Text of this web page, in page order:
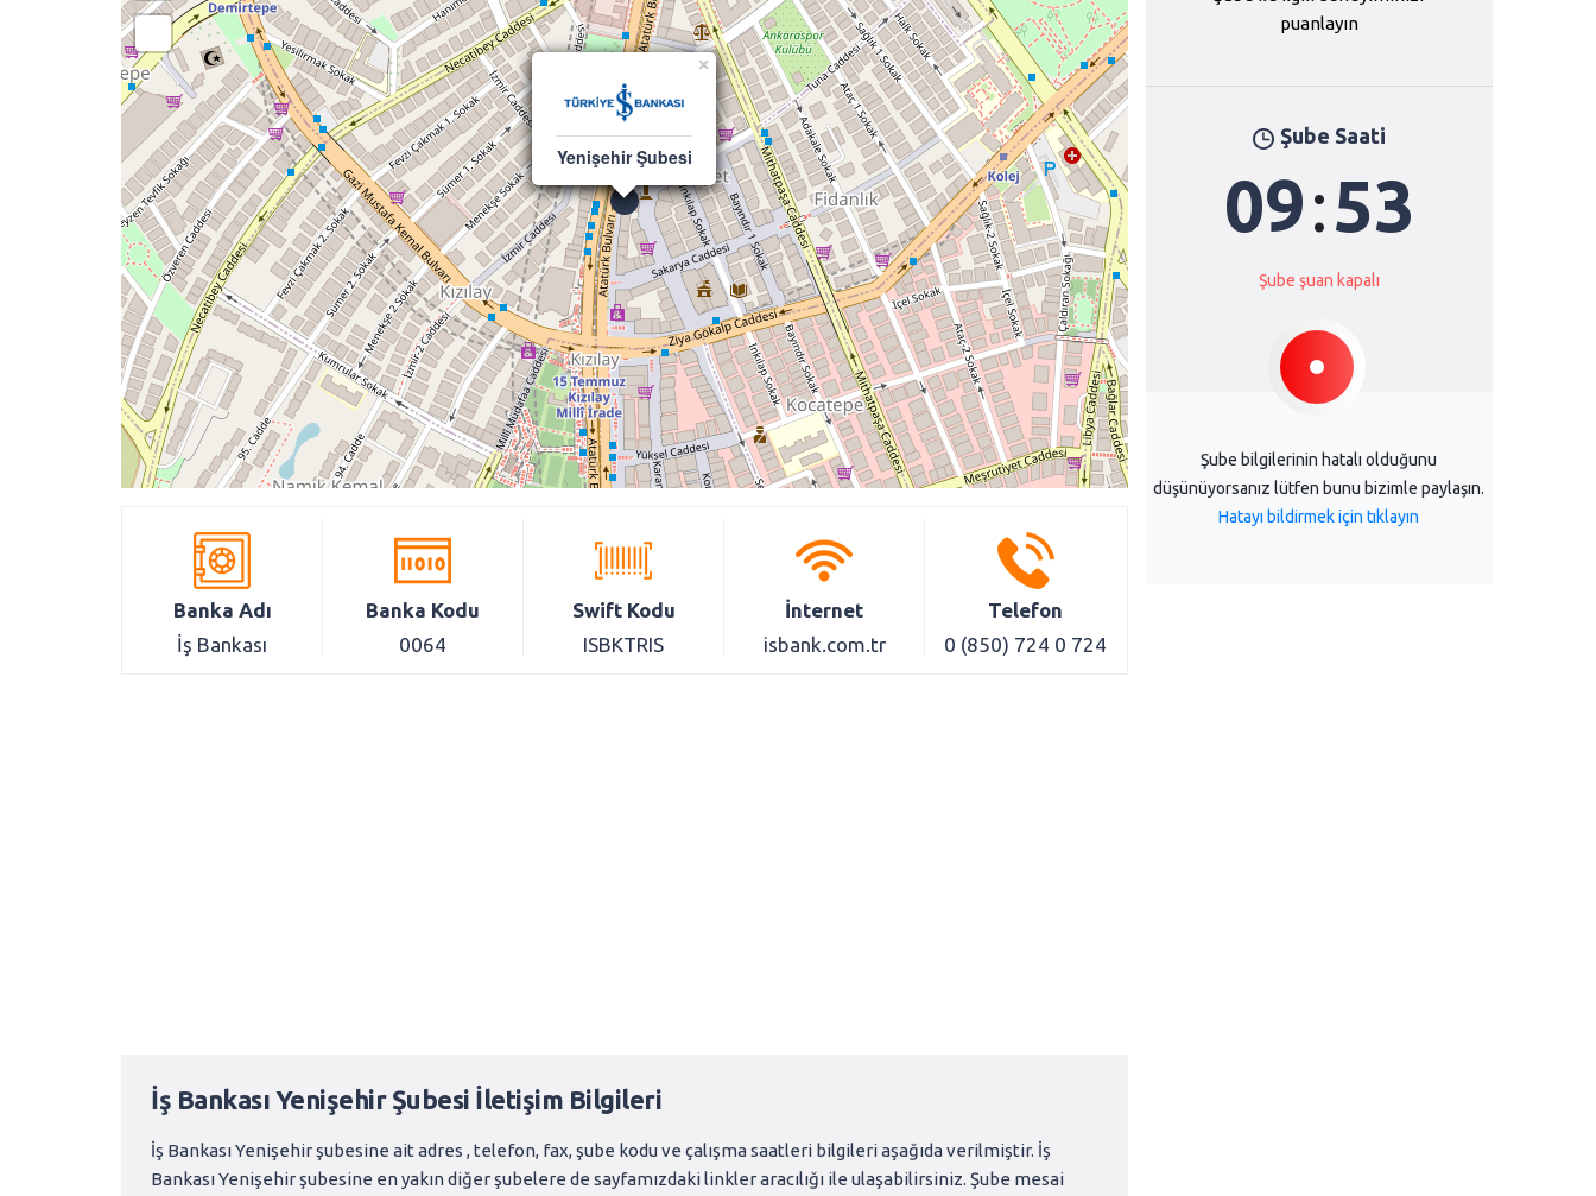
×
Yenişehir Şubesi
Banka Adı
İş Bankası
Banka Kodu
0064
Swift Kodu
ISBKTRIS
İnternet
isbank.com.tr
Telefon
0 (850) 724 0 724
İş Bankası Yenişehir Şubesi İletişim Bilgileri
İş Bankası Yenişehir şubesine ait adres , telefon, fax, şube kodu ve çalışma saatleri bilgileri aşağıda verilmiştir. İş
Bankası Yenişehir şubesine en yakın diğer şubelere de sayfamızdaki linkler aracılığı ile ulaşabilirsiniz. Şube mesai
puanlayın
Şube Saati
09:53
Şube şuan kapalı
Şube bilgilerinin hatalı olduğunu
düşünüyorsanız lütfen bunu bizimle paylaşın.
Hatayı bildirmek için tıklayın